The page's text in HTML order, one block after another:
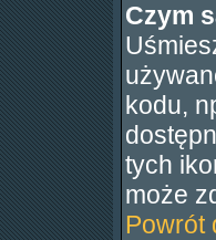
Czym
kodu,
tych
może
Powrót